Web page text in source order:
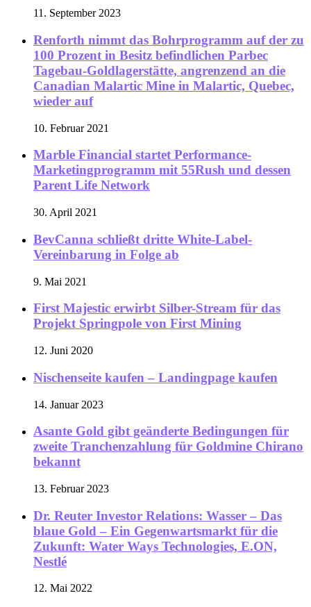
11. September 2023
Renforth nimmt das Bohrprogramm auf der zu
100 Prozent in Besitz befindlichen Parbec
Tagebau-Goldlagerstätte, angrenzend an die
Canadian Malartic Mine in Malartic, Quebec,
wieder auf
10. Februar 2021
Marble Financial startet Performance-
Marketingprogramm mit 55Rush und dessen
Parent Life Network
30. April 2021
BevCanna schließt dritte White-Label-
Vereinbarung in Folge ab
9. Mai 2021
First Majestic erwirbt Silber-Stream für das
Projekt Springpole von First Mining
12. Juni 2020
Nischenseite kaufen – Landingpage kaufen
14. Januar 2023
Asante Gold gibt geänderte Bedingungen für
zweite Tranchenzahlung für Goldmine Chirano
bekannt
13. Februar 2023
Dr. Reuter Investor Relations: Wasser – Das
blaue Gold – Ein Gegenwartsmarkt für die
Zukunft: Water Ways Technologies, E.ON,
Nestlé
12. Mai 2022